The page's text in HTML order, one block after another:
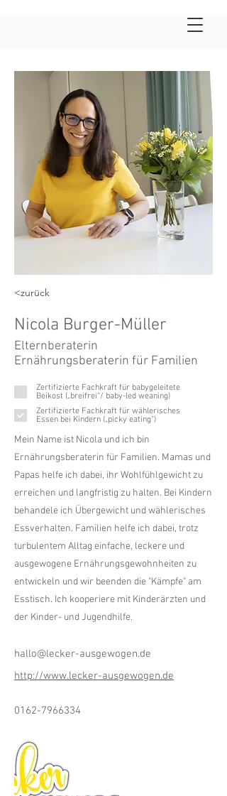
<zurück
Nicola Burger-Müller
Elternberaterin
Ernährungsberaterin für Familien
Zertifizierte Fachkraft für babygeleitete
Beikost („breifrei“/ baby-led weaning)
Zertifizierte Fachkraft für wählerisches
Essen bei Kindern („picky eating“)
Mein Name ist Nicola und ich bin
Ernährungsberaterin für Familien. Mamas und
Papas helfe ich dabei, ihr Wohlfühlgewicht zu
erreichen und langfristig zu halten. Bei Kindern
behandele ich Übergewicht und wählerisches
Essverhalten. Familien helfe ich dabei, trotz
turbulentem Alltag einfache, leckere und
ausgewogene Ernährungsgewohnheiten zu
entwickeln und wir beenden die "Kämpfe" am
Esstisch. Ich kooperiere mit Kinderärzten und
der Kinder- und Jugendhilfe.
hallo@lecker-ausgewogen.de
http://www.lecker-ausgewogen.de
0162-7966334